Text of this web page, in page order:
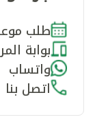
طلب
بوابة
واتساب
اتصل بنا